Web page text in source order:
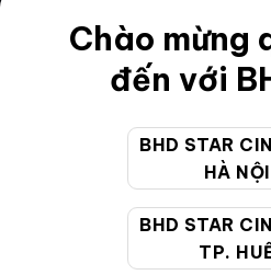
Chào mừng
đến với
BHD STAR
HÀ NỘI
BHD STAR
TP.
Điều khoản
Hướng dẫn đặt vé trực tuyến
Quy định và chính sách chung
Chính sách bảo vệ thông tin
CHĂM SÓC KHÁCH HÀNG